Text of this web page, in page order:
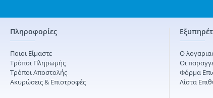
Πληροφορίες
Ποιοι Είμαστε
Τρόποι Πληρωμής
Τρόποι Αποστολής
Ακυρώσεις & Επιστροφές
Ο
Οι
Φόρμα
Λίστα